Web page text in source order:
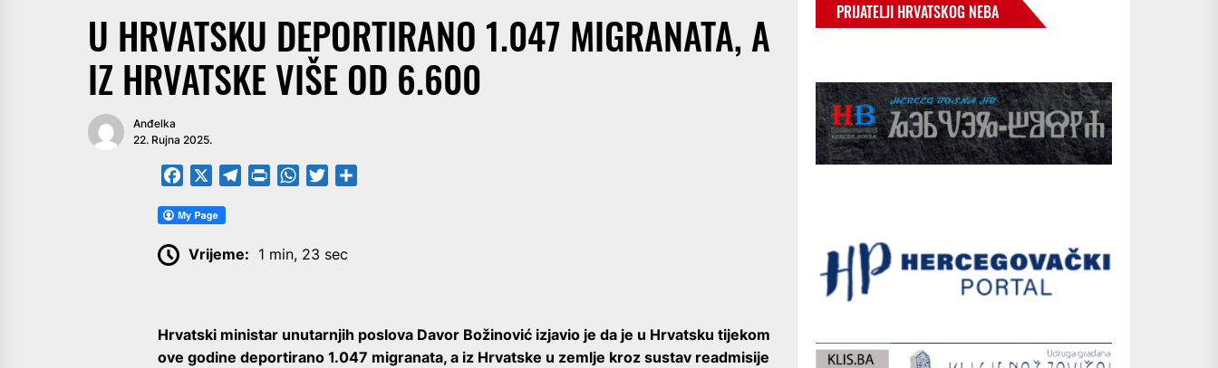
U HRVATSKU DEPORTIRANO 1.047 MIGRANATA, A
IZ HRVATSKE VIŠE OD 6.600
Anđelka
22. Rujna 2025.
FacebookTelegramPrintFriendly
WhatsApp
Twitter
Vrijeme: 1 min, 23 sec
Hrvatski ministar unutarnjih poslova Davor Božinović izjavio je da je u Hrvatsku tijekom
ove godine deportirano 1.047 migranata, a iz Hrvatske u zemlje kroz sustav readmisije
PRIJATELJI HRVATSKOG NEBA